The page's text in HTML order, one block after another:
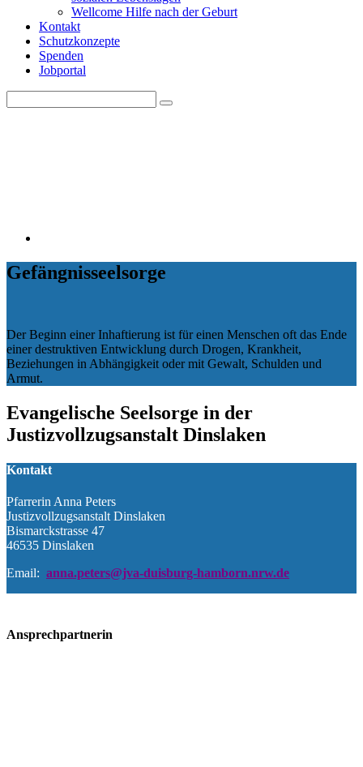
Wellcome Hilfe nach der Geburt
Kontakt
Schutzkonzepte
Spenden
Jobportal
for:
Search
Gefängnisseelsorge
Der Beginn einer Inhaftierung ist für einen Menschen oft das Ende
einer destruktiven Entwicklung durch Drogen, Krankheit,
Beziehungen in Abhängigkeit oder mit Gewalt, Schulden und
Armut.
Evangelische Seelsorge in der
Justizvollzugsanstalt Dinslaken
Kontakt
Pfarrerin Anna Peters
Justizvollzugsanstalt Dinslaken
Bismarckstrasse 47
46535 Dinslaken
Email: anna.peters@jva-duisburg-hamborn.nrw.de
Ansprechpartnerin